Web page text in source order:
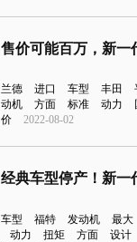
售价可能百万，新一
兰德 进口 车型 丰田
动机
方面 标准 动力
价
2022-08-02
车型 福特 发动机 最大
动力
扭矩 方面 设计